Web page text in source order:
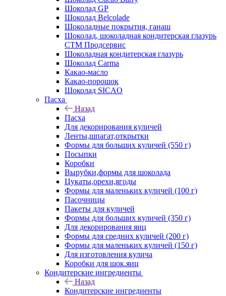
Шоколад GP
Шоколад Belcolade
Шоколадные покрытия, ганаш
Шоколад, шоколадная кондитерская глазурь
СТМ Продсервис
Шоколадная кондитерская глазурь
Шоколад Carma
Какао-масло
Какао-порошок
Шоколад SICAO
Пасха
Назад
Пасха
Для декорирования куличей
Ленты,шпагат,открытки
Формы для больших куличей (550 г)
Посыпки
Коробки
Вырубки,формы для шоколада
Цукаты,орехи,ягоды
Формы для маленьких куличей (100 г)
Пасочницы
Пакеты для куличей
Формы для больших куличей (350 г)
Для декорирования яиц
Формы для средних куличей (200 г)
Формы для маленьких куличей (150 г)
Для изготовления кулича
Коробки для шок.яиц
Кондитерские ингредиенты
Назад
Кондитерские ингредиенты